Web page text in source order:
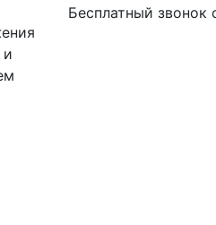
и
Бесплатный звонок